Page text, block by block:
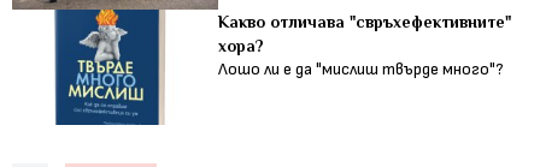
Какво отличава "свръхефективните"
хора?
Лошо ли е да "мислиш твърде много"?